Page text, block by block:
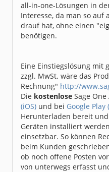
all-in-one-Lösungen in
Interesse, da man so auf
drauf hat, ohne einen
benötigen.
Eine Einstiegslösung mit
zzgl. MwSt. wäre das
Rechnung" http://
Die kostenlose Sage
(iOS) und bei Google
Herunterladen bereit
Geräten installiert
einsetzbar. So können
beim Kunden
ob noch offene Posten
von unterwegs erfasst